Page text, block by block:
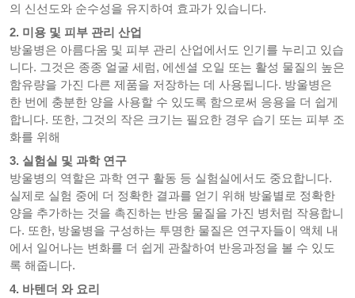
의 신선도와 순수성을 유지하여 효과가 있습니다.
2. 미용 및 피부 관리 산업
방울병은 아름다움 및 피부 관리 산업에서도 인기를 누리고 있습
니다. 그것은 종종 얼굴 세럼, 에센셜 오일 또는 활성 물질의 높은
함유량을 가진 다른 제품을 저장하는 데 사용됩니다. 방울병은
한 번에 충분한 양을 사용할 수 있도록 함으로써 응용을 더 쉽게
합니다. 또한, 그것의 작은 크기는 필요한 경우 습기 또는 피부 조
화를 위해
3. 실험실 및 과학 연구
방울병의 역할은 과학 연구 활동 등 실험실에서도 중요합니다.
실제로 실험 중에 더 정확한 결과를 얻기 위해 방울별로 정확한
양을 추가하는 것을 촉진하는 반응 물질을 가진 병처럼 작용합니
다. 또한, 방울병을 구성하는 투명한 물질은 연구자들이 액체 내
에서 일어나는 변화를 더 쉽게 관찰하여 반응과정을 볼 수 있도
록 해줍니다.
4. 바텐더 와 요리